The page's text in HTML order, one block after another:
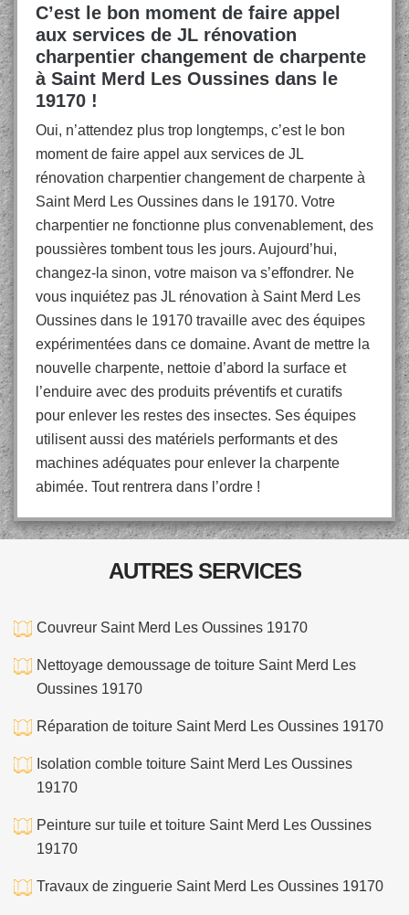
C’est le bon moment de faire appel
aux services de JL rénovation
charpentier changement de charpente
à Saint Merd Les Oussines dans le
19170 !
Oui, n’attendez plus trop longtemps, c’est le bon
moment de faire appel aux services de JL
rénovation charpentier changement de charpente à
Saint Merd Les Oussines dans le 19170. Votre
charpentier ne fonctionne plus convenablement, des
poussières tombent tous les jours. Aujourd’hui,
changez-la sinon, votre maison va s’effondrer. Ne
vous inquiétez pas JL rénovation à Saint Merd Les
Oussines dans le 19170 travaille avec des équipes
expérimentées dans ce domaine. Avant de mettre la
nouvelle charpente, nettoie d’abord la surface et
l’enduire avec des produits préventifs et curatifs
pour enlever les restes des insectes. Ses équipes
utilisent aussi des matériels performants et des
machines adéquates pour enlever la charpente
abimée. Tout rentrera dans l’ordre !
AUTRES SERVICES
Couvreur Saint Merd Les Oussines 19170
Nettoyage demoussage de toiture Saint Merd Les
Oussines 19170
Réparation de toiture Saint Merd Les Oussines 19170
Isolation comble toiture Saint Merd Les Oussines
19170
Peinture sur tuile et toiture Saint Merd Les Oussines
19170
Travaux de zinguerie Saint Merd Les Oussines 19170